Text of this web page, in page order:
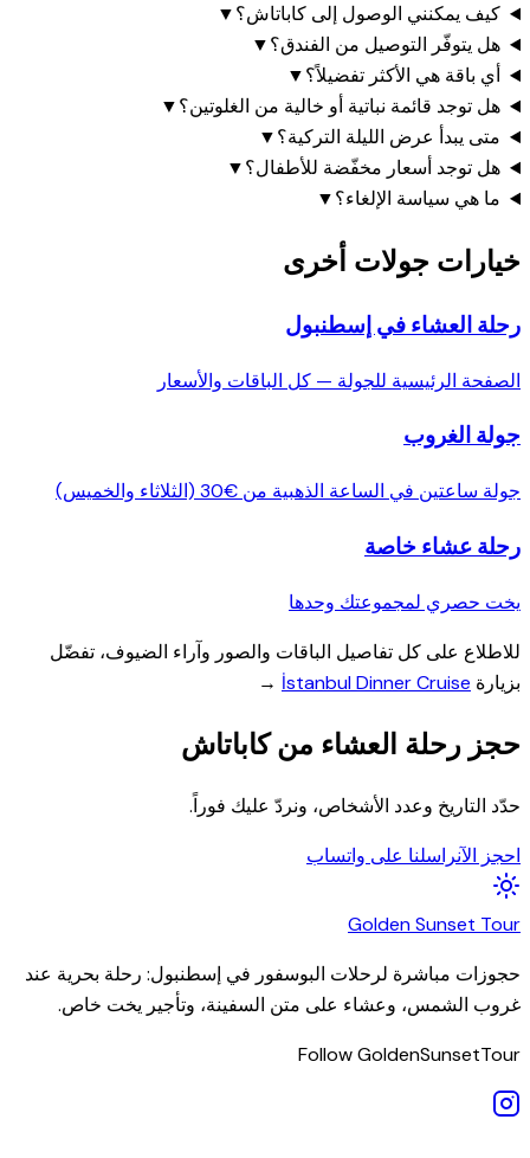
كيف يمكنني الوصول إلى كاباتاش؟▼
هل يتوفّر التوصيل من الفندق؟▼
أي باقة هي الأكثر تفضيلاً؟▼
هل توجد قائمة نباتية أو خالية من الغلوتين؟▼
متى يبدأ عرض الليلة التركية؟▼
هل توجد أسعار مخفّضة للأطفال؟▼
ما هي سياسة الإلغاء؟▼
خيارات جولات أخرى
رحلة العشاء في إسطنبول
الصفحة الرئيسية للجولة — كل الباقات والأسعار
جولة الغروب
جولة ساعتين في الساعة الذهبية من €30 (الثلاثاء والخميس)
رحلة عشاء خاصة
يخت حصري لمجموعتك وحدها
للاطلاع على كل تفاصيل الباقات والصور وآراء الضيوف، تفضّل
بزيارة İstanbul Dinner Cruise
→
حجز رحلة العشاء من كاباتاش
حدّد التاريخ وعدد الأشخاص، ونردّ عليك فوراً.
احجز الآنراسلنا على واتساب
GoldenSunset Tour
حجوزات مباشرة لرحلات البوسفور في إسطنبول: رحلة بحرية عند
غروب الشمس، وعشاء على متن السفينة، وتأجير يخت خاص.
Follow GoldenSunsetTour